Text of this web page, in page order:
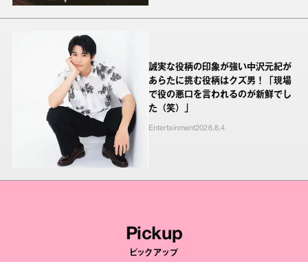
誠実な役柄の印象が強い中沢元紀が
あらたに挑む役柄はクズ男！「現場
で役の悪口を言われるのが新鮮でし
た（笑）」
Entertainment2026.8.4
Pickup
ピックアップ